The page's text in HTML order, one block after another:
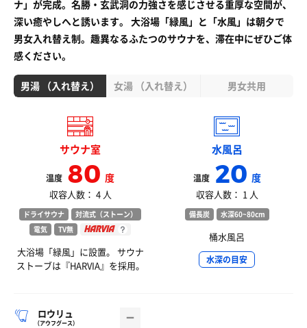
ナ」が完成。名勝・玄武洞の力強さを感じさせる重厚な空間が、
深い癒やしへと誘います。 大浴場「緑風」と「水風」は朝夕で
男女入れ替え制。趣異なるふたつのサウナを、滞在中にぜひご体
感ください。
男湯 （入れ替え） 女湯 （入れ替え） 男女共用
サウナ室
温度 80度
収容人数： 4 人
ドライサウナ
対流式（ストーン）
電気
TV無
大浴場「緑風」に設置。 サウナ
ストーブは『HARVIA』を採用。
水風呂
温度20度
収容人数： 1 人
備長炭 水深60~80cm
桶水風呂
水深の目安
ロウリュ
（アウフグース）